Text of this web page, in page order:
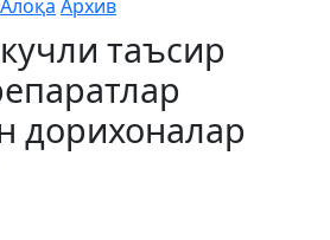
Алоқа Архив
таъсир
дорихоналар